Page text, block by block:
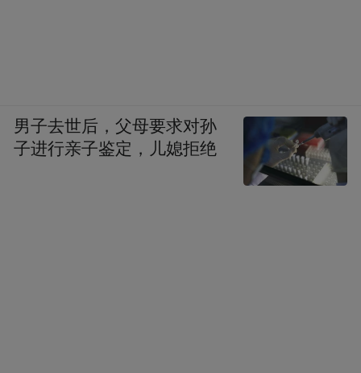
男子去世后，父母要求对孙
子进行亲子鉴定，儿媳拒绝